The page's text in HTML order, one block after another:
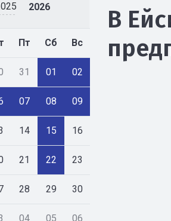
2026
Пт Сб Вс
31 01 02
07 08 09
14 15 16
21 22 23
28 29 30
04 05 06
В